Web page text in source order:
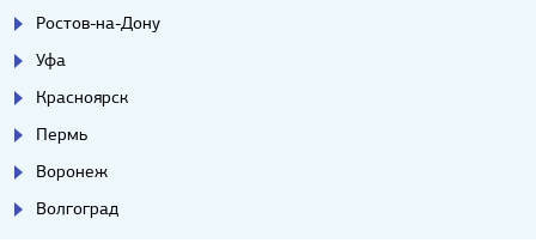
Ростов-на-Дону
Уфа
Красноярск
Пермь
Воронеж
Волгоград